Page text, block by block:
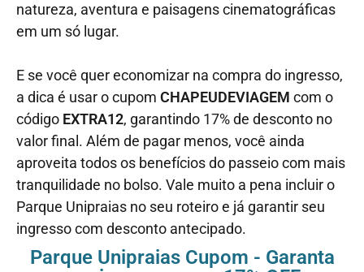
natureza, aventura e paisagens cinematográficas
em um só lugar.
E se você quer economizar na compra do ingresso,
a dica é usar o cupom CHAPEUDEVIAGEM com o
código EXTRA12, garantindo 17% de desconto no
valor final. Além de pagar menos, você ainda
aproveita todos os benefícios do passeio com mais
tranquilidade no bolso. Vale muito a pena incluir o
Parque Unipraias no seu roteiro e já garantir seu
ingresso com desconto antecipado.
Parque Unipraias Cupom - Garanta